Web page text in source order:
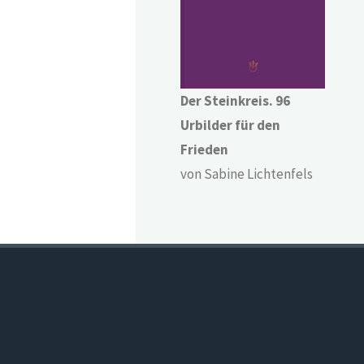
Der Steinkreis. 96
Urbilder für den
Frieden
von Sabine Lichtenfels